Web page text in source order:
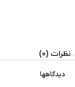
نظرات (0)
دیدگاهها